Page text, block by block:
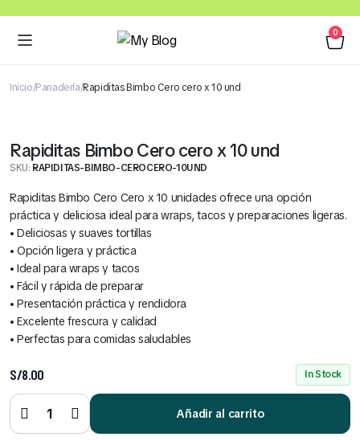
0
Inicio Panadería Rapiditas Bimbo Cero cero x 10 und
Rapiditas Bimbo Cero cero x 10 und
SKU: RAPIDITAS-BIMBO-CEROCERO-10UND
Rapiditas Bimbo Cero Cero x 10 unidades ofrece una opción
práctica y deliciosa ideal para wraps, tacos y preparaciones ligeras.
• Deliciosas y suaves tortillas
• Opción ligera y práctica
• Ideal para wraps y tacos
• Fácil y rápida de preparar
• Presentación práctica y rendidora
• Excelente frescura y calidad
• Perfectas para comidas saludables
S/8.00 In Stock
Bimbo
Cero
cero x 10
und
Añadir al carrito